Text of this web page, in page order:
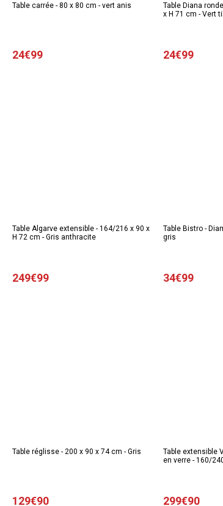
Table carrée - 80 x 80 cm - vert anis
24€99
Table Diana
x H 71 cm - Vert
24€99
Table Algarve extensible - 164/216 x 90 x
H 72 cm - Gris anthracite
249€99
Table Bistro -
gris
34€99
Table réglisse - 200 x 90 x 74 cm - Gris
129€90
Table extensible
en verre - 160/
299€90